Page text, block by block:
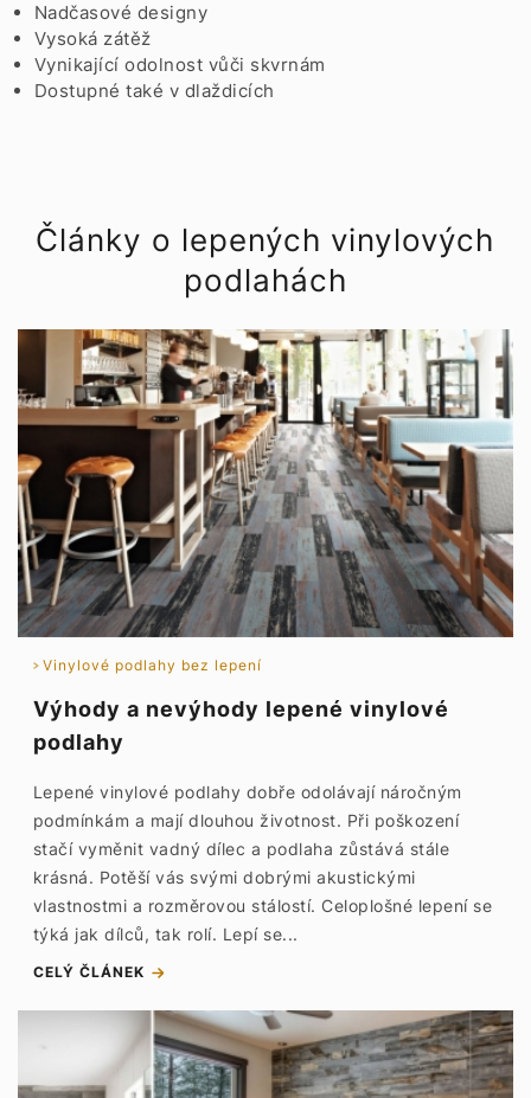
Nadčasové designy
Vysoká zátěž
Vynikající odolnost vůči skvrnám
Dostupné také v dlaždicích
Články o lepených vinylových
podlahách
Vinylové podlahy bez lepení
Výhody a nevýhody lepené vinylové
podlahy
Lepené vinylové podlahy dobře odolávají náročným
podmínkám a mají dlouhou životnost. Při poškození
stačí vyměnit vadný dílec a podlaha zůstává stále
krásná. Potěší vás svými dobrými akustickými
vlastnostmi a rozměrovou stálostí. Celoplošné lepení se
týká jak dílců, tak rolí. Lepí se...
CELÝ ČLÁNEK